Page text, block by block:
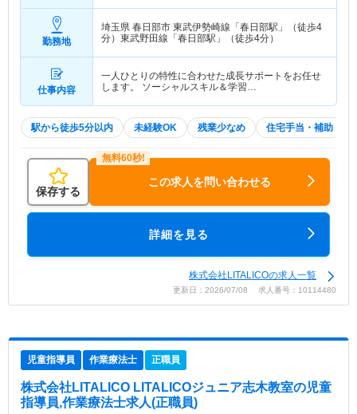
勤務地
埼玉県 春日部市 東武伊勢崎線「春日部駅」（徒歩4
分）東武野田線「春日部駅」（徒歩4分）
仕事内容
一人ひとりの特性に合わせた成長サポートをお任せ
します。 ソーシャルスキル＆学習…
駅から徒歩5分以内 未経験OK 残業少なめ 住宅手当・補助
保存する
この求人を問い合わせる
詳細を見る
株式会社LITALICOの求人一覧
更新日：2026/07/08 求人番号：10114480
児童指導員 作業療法士 正職員
株式会社LITALICO LITALICOジュニア志木教室の児童
指導員,作業療法士求人(正職員)